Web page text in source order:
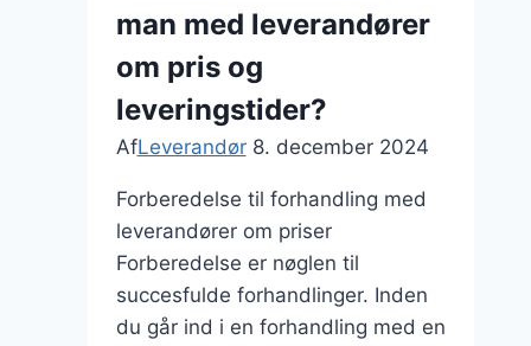
man med leverandører
om pris og
leveringstider?
AfLeverandør 8. december 2024
Forberedelse til forhandling med
leverandører om priser
Forberedelse er nøglen til
succesfulde forhandlinger. Inden
du går ind i en forhandling med en